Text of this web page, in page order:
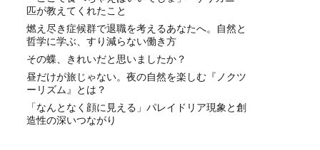
匹が教えてくれたこと
燃え尽き症候群で退職を考えるあなたへ。自然と
哲学に学ぶ、すり減らない働き方
その蝶、きれいだと思いましたか？
昼だけが旅じゃない。夜の自然を楽しむ『ノクツ
ーリズム』とは？
「なんとなく顔に見える」パレイドリア現象と創
造性の深いつながり